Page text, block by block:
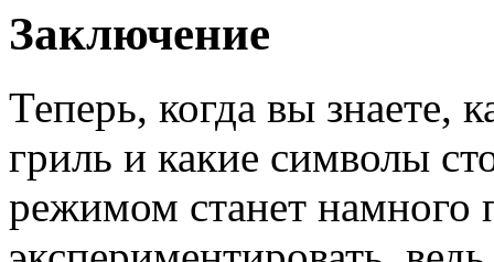
Заключение
Теперь, когда вы знаете,
гриль и какие символы
режимом станет намного